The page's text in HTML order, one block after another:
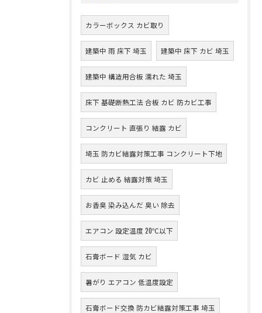
カラーボックス カビ取り
建築中 雨 床下 埼玉 建築中 床下 カビ 埼玉
建築中 構造用合板 濡れた 埼玉
床下 基礎断熱工法 合板 カビ 防カビ工事
コンクリート 直張り 結露 カビ
埼玉 防カビ結露対策工事 コンクリート下地
カビ 止める 結露対策 埼玉
お香臭 染み込んだ 臭い 除去
エアコン 設定温度 20℃以下
石膏ボード 湿気 カビ
暑がり エアコン 低温度設定
石膏ボード交換 防カビ結露対策工事 埼玉